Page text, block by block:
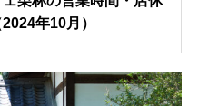
年10月）